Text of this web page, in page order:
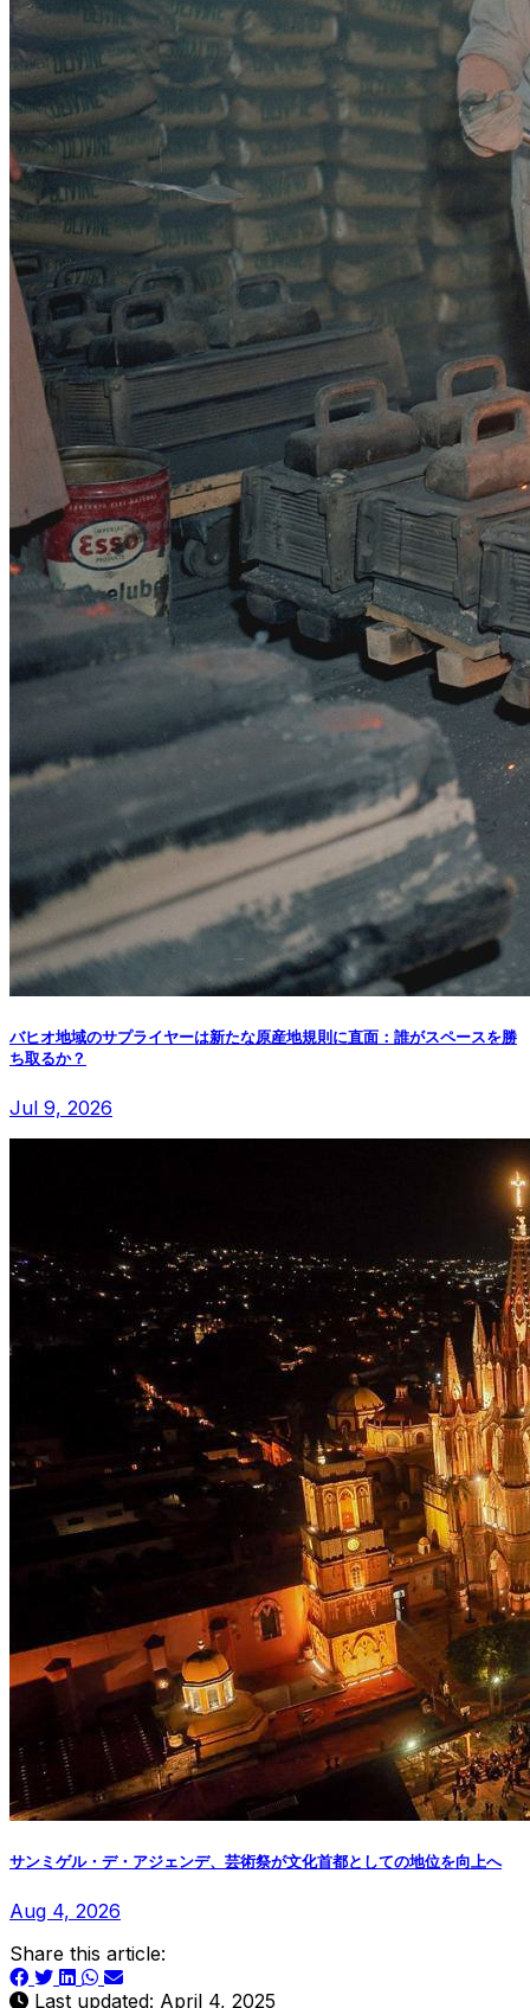
バヒオ地域のサプライヤーは新たな原産地規則に直面：誰がスペースを勝
ち取るか？
Jul 9, 2026
サンミゲル・デ・アジェンデ、芸術祭が文化首都としての地位を向上へ
Aug 4, 2026
Share this article:
Last updated: April 4, 2025